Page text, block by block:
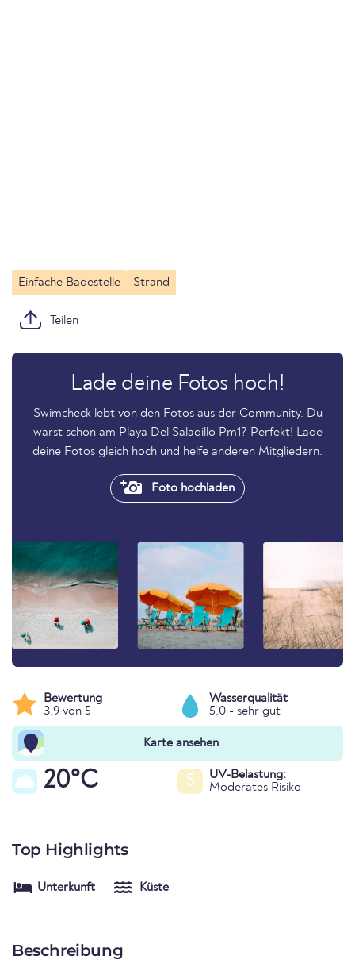
Einfache Badestelle Strand
Teilen
Lade deine Fotos hoch!
Swimcheck lebt von den Fotos aus der Community. Du
warst schon am Playa Del Saladillo Pm1? Perfekt! Lade
deine Fotos gleich hoch und helfe anderen Mitgliedern.
Foto hochladen
Bewertung
3.9 von 5
Wasserqualität
5.0 - sehr gut
Karte ansehen
20°C 5
UV-Belastung:
Moderates Risiko
Top Highlights
Unterkunft Küste
Beschreibung